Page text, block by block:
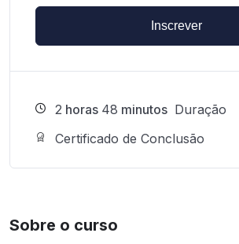
Inscrever
2 horas 48 minutos Duração
Certificado de Conclusão
Sobre o curso